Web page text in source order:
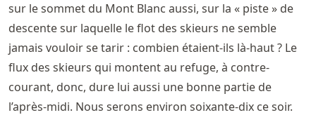
sur le sommet du Mont Blanc aussi, sur la « piste » de
descente sur laquelle le flot des skieurs ne semble
jamais vouloir se tarir : combien étaient-ils là-haut ? Le
flux des skieurs qui montent au refuge, à contre-
courant, donc, dure lui aussi une bonne partie de
l’après-midi. Nous serons environ soixante-dix ce soir.